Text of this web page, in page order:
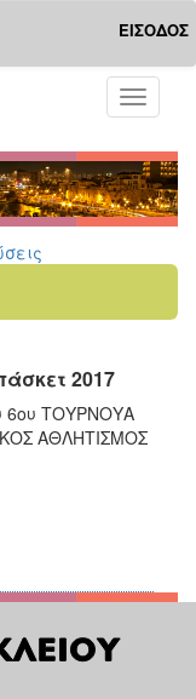
ΕΙΣΟΔΟΣ
Toggle
2017
6ου ΤΟΥΡΝΟΥΑ
ΑΘΛΗΤΙΣΜΟΣ